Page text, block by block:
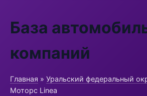
База
компаний
Главная » Уральский федеральный
Моторс Linea